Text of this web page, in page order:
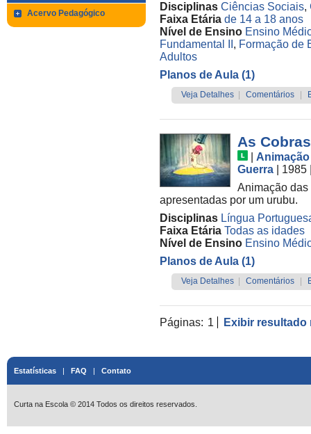
Acervo Pedagógico
Disciplinas Ciências Sociais,
Faixa Etária de 14 a 18 anos
Nível de Ensino Ensino
Fundamental II , Formação de
Adultos
Planos de Aula (1)
Veja Detalhes Comentários
As
Animação
Guerra
| 1985
Animação
apresentadas por um urubu.
Disciplinas Língua
Faixa Etária Todas as idades
Nível de Ensino Ensino
Planos de Aula (1)
Veja Detalhes Comentários
Páginas: 1 Exibir resultado
Estatísticas | FAQ | Contato
Curta na Escola © 2014 Todos os direitos reservados.